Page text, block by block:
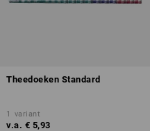
Theedoeken Standard
1 variant
v.a. € 5,93